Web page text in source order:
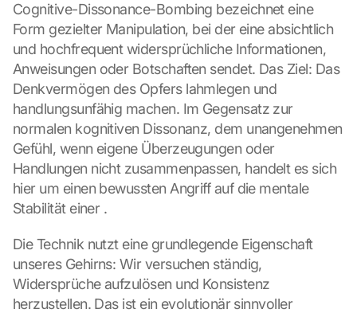
Cognitive-Dissonance-Bombing bezeichnet eine
Form gezielter Manipulation, bei der eine absichtlich
und hochfrequent widersprüchliche Informationen,
Anweisungen oder Botschaften sendet. Das Ziel: Das
Denkvermögen des Opfers lahmlegen und
handlungsunfähig machen. Im Gegensatz zur
normalen kognitiven Dissonanz, dem unangenehmen
Gefühl, wenn eigene Überzeugungen oder
Handlungen nicht zusammenpassen, handelt es sich
hier um einen bewussten Angriff auf die mentale
Stabilität einer .
Die Technik nutzt eine grundlegende Eigenschaft
unseres Gehirns: Wir versuchen ständig,
Widersprüche aufzulösen und Konsistenz
herzustellen. Das ist ein evolutionär sinnvoller